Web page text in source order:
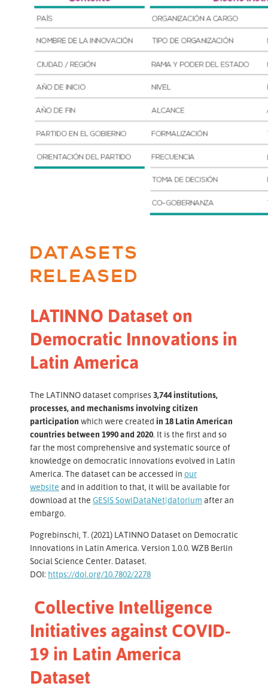
DATASETS
RELEASED
LATINNO Dataset on
Democratic Innovations in
Latin America
The LATINNO dataset comprises3,744 institutions,
processes, and mechanisms involving citizen
participation which were created in 18 Latin American
countries between 1990 and 2020. It is the first and so
far the most comprehensive and systematic source of
knowledge on democratic innovations evolved in Latin
America. The dataset can be accessed in our
website and in addition to that, it will be available for
download at the GESIS SowiDataNet|datorium after an
embargo.
Pogrebinschi, T. (2021) LATINNO Dataset on Democratic
Innovations in Latin America. Version 1.0.0. WZB Berlin
Social Science Center. Dataset.
DOI: https://doi.org/10.7802/2278
Collective Intelligence
Initiatives against COVID-
19 in Latin America
Dataset